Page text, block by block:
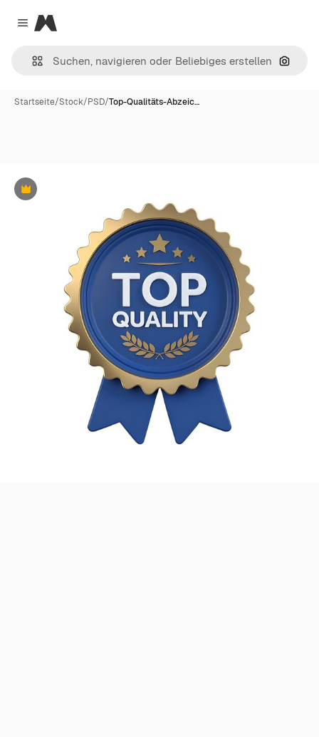
Close menu
Magnific
Nach
Startseite/Stock/PSD/Top-Qualitäts-Abzeic…
Premium